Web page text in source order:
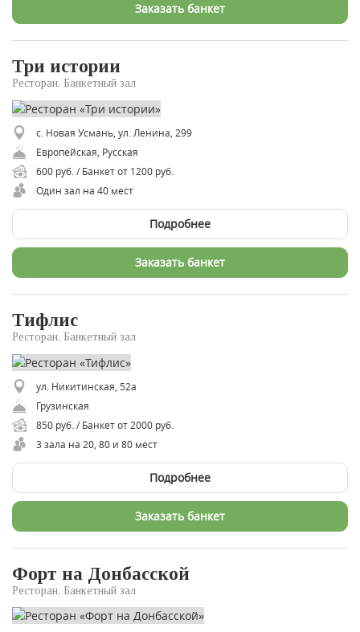
Заказать банкет
Три истории
Ресторан, Банкетный зал
с. Новая Усмань, ул. Ленина, 299
Европейская, Русская
600 руб. / Банкет от 1200 руб.
Один зал на 40 мест
Подробнее
Заказать банкет
Тифлис
Ресторан, Банкетный зал
ул. Никитинская, 52а
Грузинская
850 руб. / Банкет от 2000 руб.
3 зала на 20, 80 и 80 мест
Подробнее
Заказать банкет
Форт на Донбасской
Ресторан, Банкетный зал